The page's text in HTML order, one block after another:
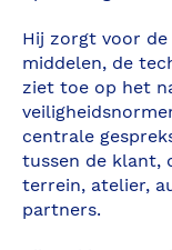
Hij zorgt voor
middelen, de
ziet toe op het
centrale
tussen de klant,
terrein, atelier,
partners.